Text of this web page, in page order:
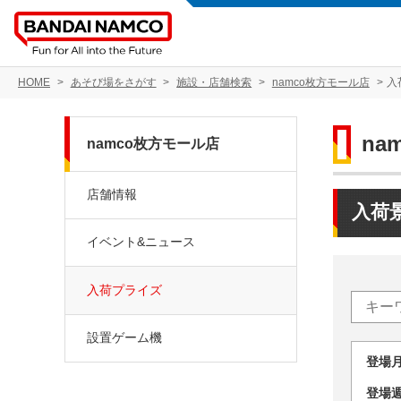
HOME あそび場をさがす 施設・店舗検索 namco枚方モール店 入
入荷
登
登
namco枚方モール店
店舗情報
イベント&ニュース
入荷プライズ
設置ゲーム機